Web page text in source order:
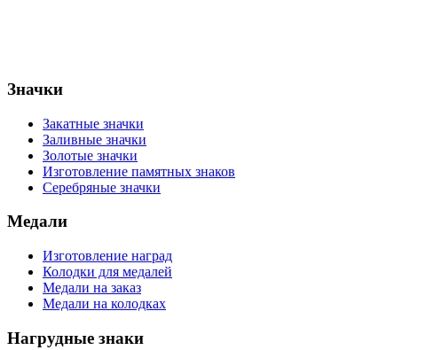
Значки
Закатные значки
Заливные значки
Золотые значки
Изготовление памятных знаков
Серебряные значки
Медали
Изготовление наград
Колодки для медалей
Медали на заказ
Медали на колодках
Нагрудные знаки